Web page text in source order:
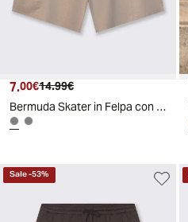
Prezzo attuale
7.00€ Prezzo originale
14.99€
Bermuda Skater in Felpa con Taglio Vivo - Grigio ghiaccio
Sale-53%